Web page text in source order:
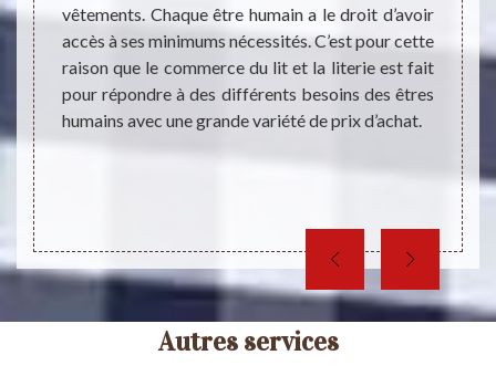
et
de
vêtements. Chaque être humain a le droit d’avoir
accès à ses minimums nécessités. C’est pour cette
raison que le commerce du lit et la literie est fait
pour répondre à des différents besoins des êtres
humains avec une grande variété de prix d’achat.
de lit
pour
pas
que
Autres services